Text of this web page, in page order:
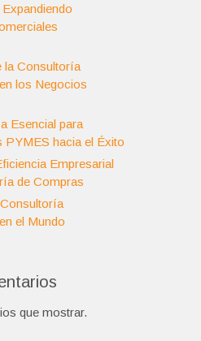
la Consultoría
los Negocios
Esencial para
PYMES hacia el Éxito
Empresarial
de Compras
el Mundo
que mostrar.